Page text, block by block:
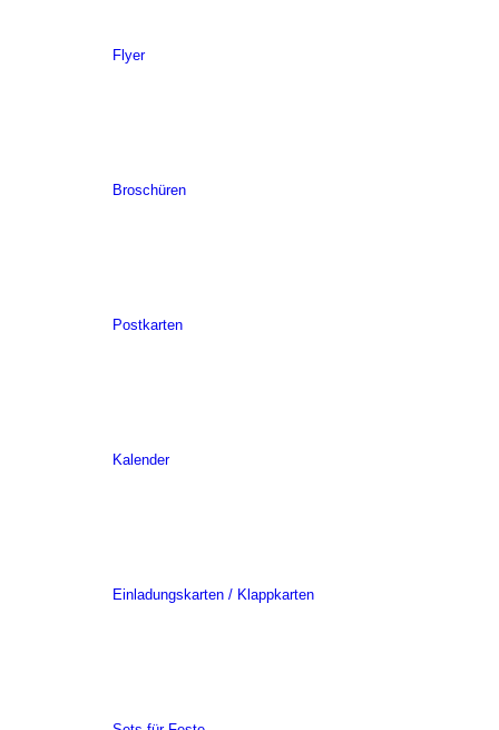
Flyer
Broschüren
Postkarten
Kalender
Einladungskarten / Klappkarten